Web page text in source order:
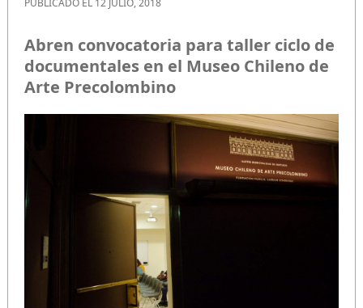
Abren convocatoria para taller ciclo de
documentales en el Museo Chileno de
Arte Precolombino